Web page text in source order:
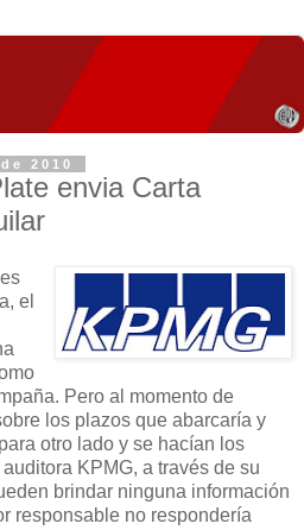
2010
envia Carta
el
Pero al momento de
los plazos que abarcaría y
otro lado y se hacían los
KPMG, a través de su
brindar ninguna información
responsable no respondería